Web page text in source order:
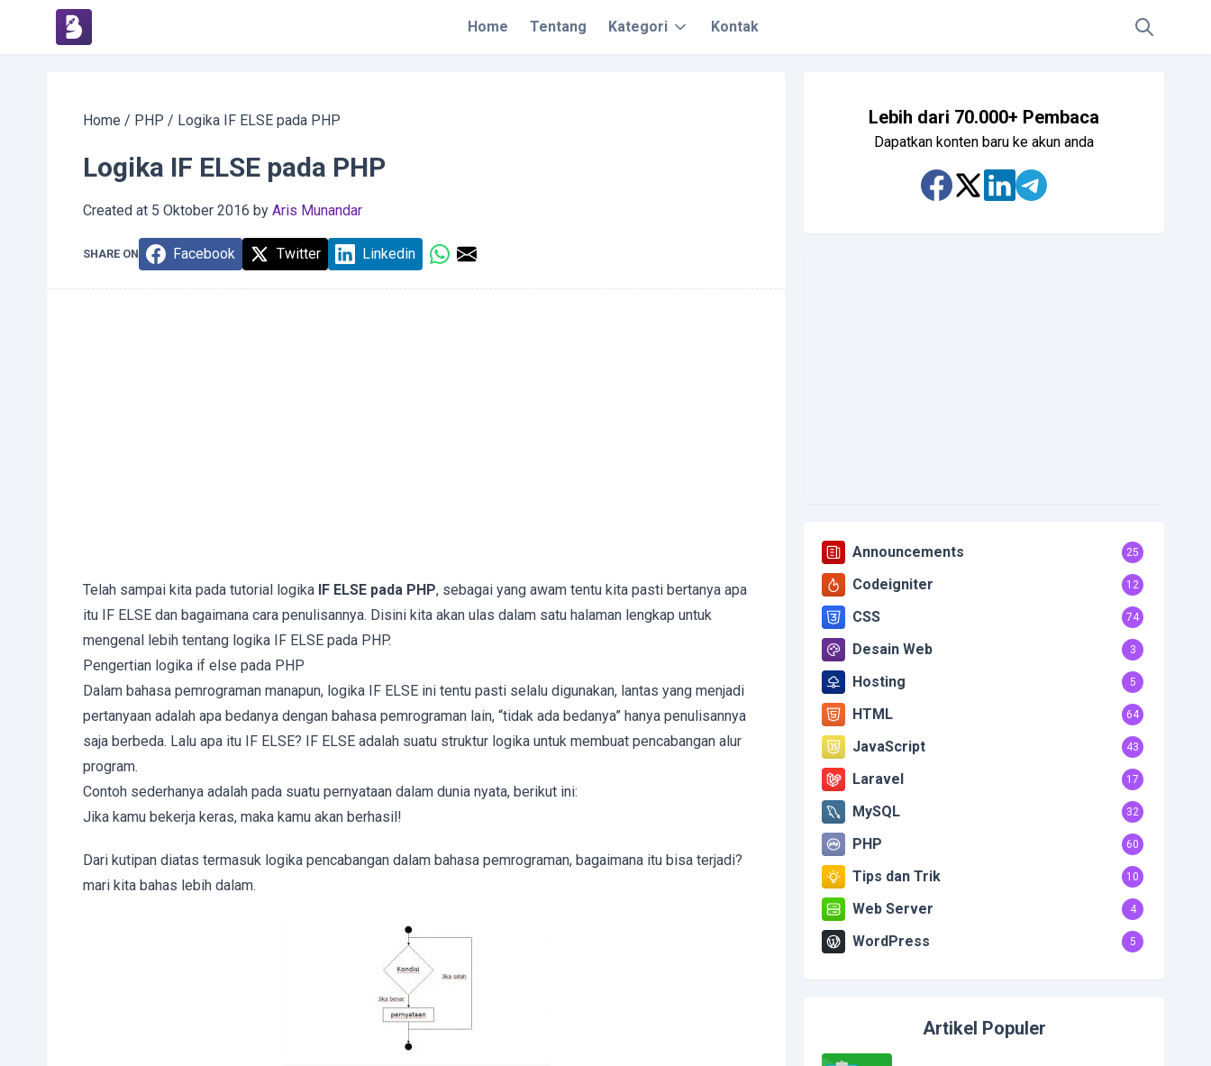
Home Tentang Kategori Kontak
Home / PHP / Logika IF ELSE pada PHP
Logika IF ELSE pada PHP
Created at 5 Oktober 2016 by Aris Munandar
SHARE ON Facebook Twitter Linkedin
Telah sampai kita pada tutorial logika IF ELSE pada PHP, sebagai yang awam tentu kita pasti bertanya apa
itu IF ELSE dan bagaimana cara penulisannya. Disini kita akan ulas dalam satu halaman lengkap untuk
mengenal lebih tentang logika IF ELSE pada PHP.
Pengertian logika if else pada PHP
Dalam bahasa pemrograman manapun, logika IF ELSE ini tentu pasti selalu digunakan, lantas yang menjadi
pertanyaan adalah apa bedanya dengan bahasa pemrograman lain, “tidak ada bedanya” hanya penulisannya
saja berbeda. Lalu apa itu IF ELSE? IF ELSE adalah suatu struktur logika untuk membuat pencabangan alur
program.
Contoh sederhanya adalah pada suatu pernyataan dalam dunia nyata, berikut ini:
Jika kamu bekerja keras, maka kamu akan berhasil!
Dari kutipan diatas termasuk logika pencabangan dalam bahasa pemrograman, bagaimana itu bisa terjadi?
mari kita bahas lebih dalam.
Lebih dari 70.000+ Pembaca
Dapatkan konten baru ke akun anda
Announcements 25
Codeigniter 12
CSS 74
Desain Web 3
Hosting 5
HTML 64
JavaScript 43
Laravel 17
MySQL 32
PHP 60
Tips dan Trik 10
Web Server 4
WordPress 5
Artikel Populer